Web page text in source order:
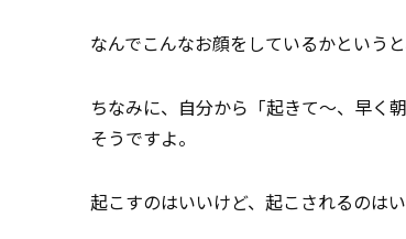
なんでこんなお顔をしているかという
ちなみに、自分から「起きて～、早く
そうですよ。
起こすのはいいけど、起こされるのは